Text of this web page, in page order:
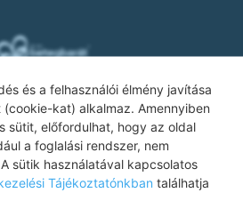
és a felhasználói élmény javítása
kat) alkalmaz. Amennyiben
sütit, előfordulhat, hogy az oldal
a foglalási rendszer, nem
sütik használatával kapcsolatos
Tájékoztatónkban találhatja
tájékoztató
Impresszum